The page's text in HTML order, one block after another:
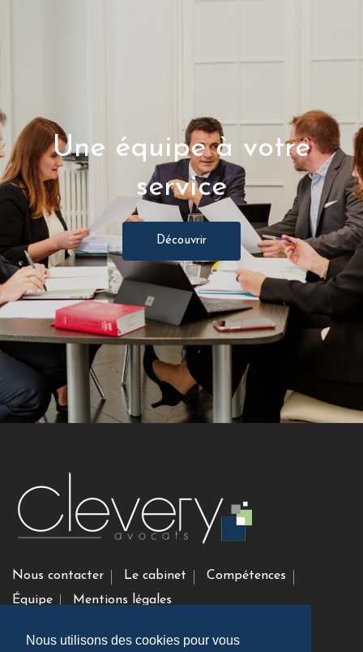
Nous utilisons des cookies pour vous
Une équipe à votre
service
Découvrir
Nous contacter Le cabinet
Compétences
Équipe
Mentions légales